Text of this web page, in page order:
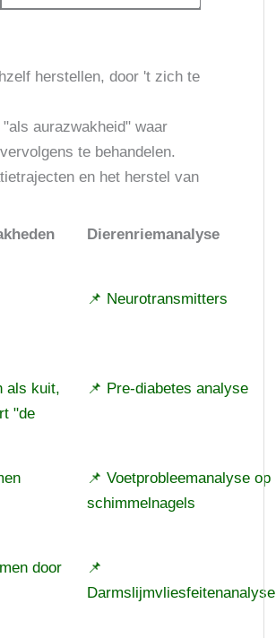
herstellen, door 't zich te
aurazwakheid" waar
te behandelen.
en het herstel van
Dierenriemanalyse
📌 Neurotransmitters
als kuit,
"de
📌 Pre-diabetes analyse
📌 Voetprobleemanalyse op
schimmelnagels
door
📌
Darmslijmvliesfeitenanalyse